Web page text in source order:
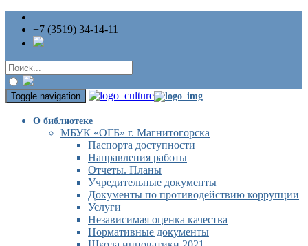
+7 (3519) 34-14-11
Toggle navigation
О библиотеке
МБУК «ОГБ» г. Магнитогорска
Паспорта доступности
Направления работы
Отчеты. Планы
Учредительные документы
Документы по противодействию коррупции
Услуги
Независимая оценка качества
Нормативные документы